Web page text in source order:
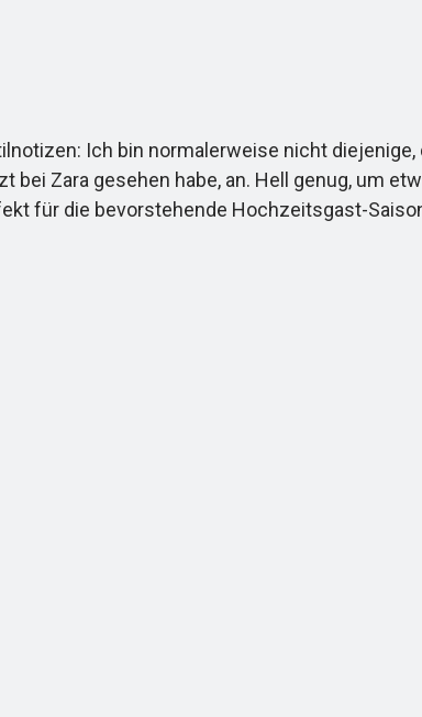
Ich bin normalerweise nicht diejenige,
Zara gesehen habe, an. Hell genug, um
für die bevorstehende Hochzeitsgast-